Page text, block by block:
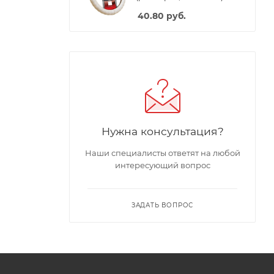
40.80 руб.
Нужна консультация?
Наши специалисты ответят на любой
интересующий вопрос
ЗАДАТЬ ВОПРОС